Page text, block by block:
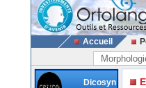
Accueil
Dicosyn